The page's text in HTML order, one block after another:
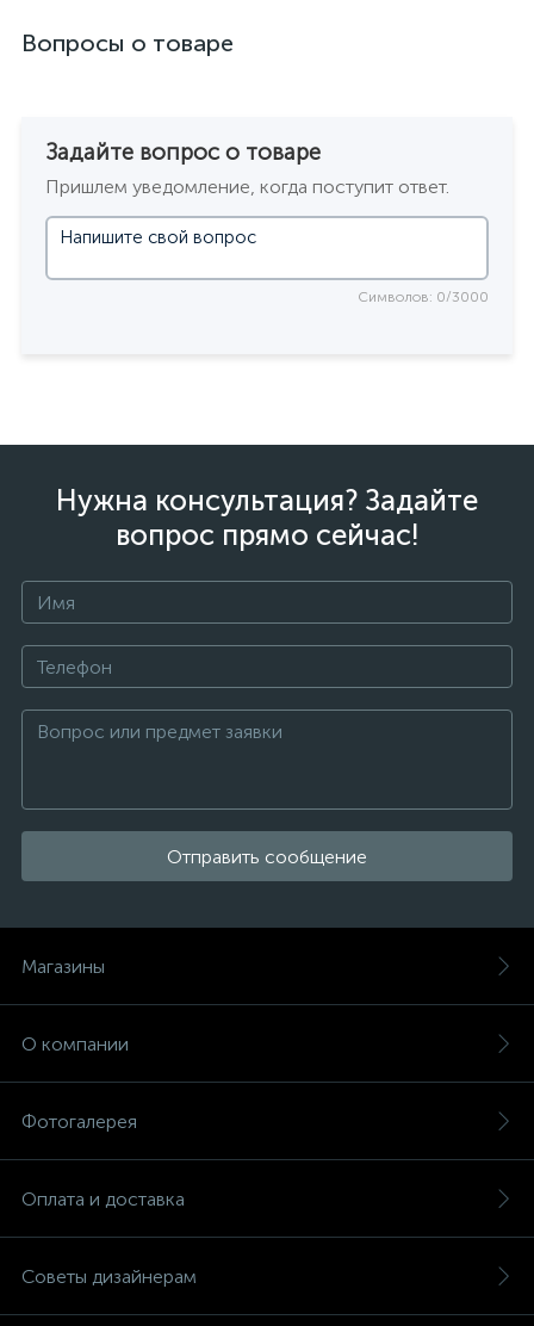
Вопросы о товаре
Задайте вопрос о товаре
Пришлем уведомление, когда поступит ответ.
Символов: 0/3000
Нужна консультация? Задайте
вопрос прямо сейчас!
Отправить сообщение
Магазины
О компании
Фотогалерея
Оплата и доставка
Советы дизайнерам